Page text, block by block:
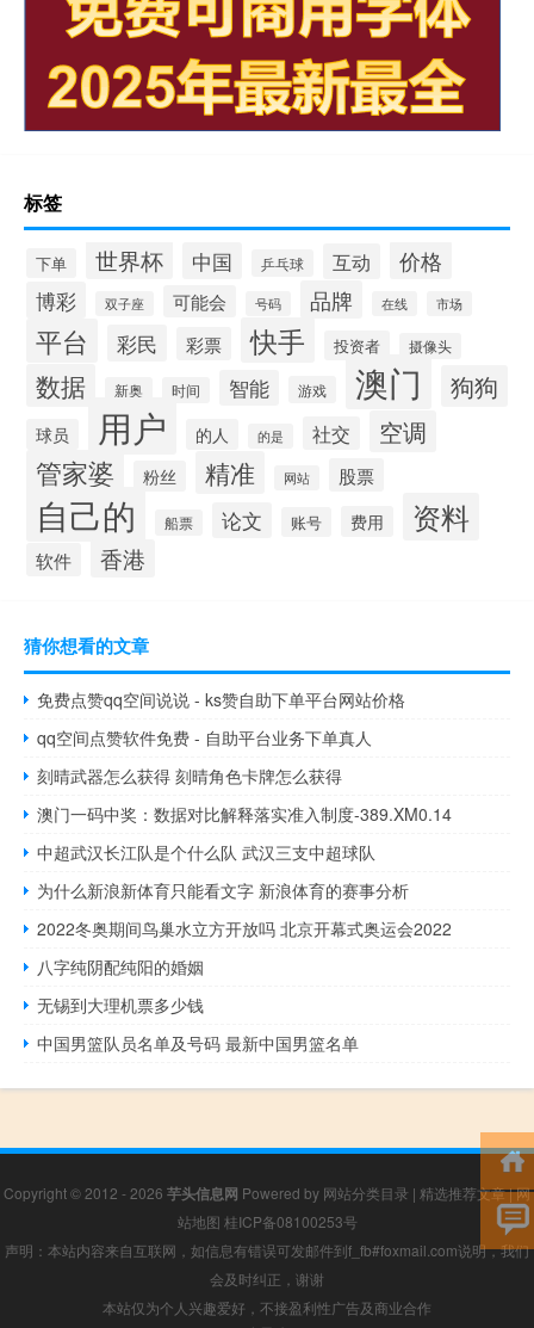
标签
下单 世界杯 中国 乒乓球 互动 价格
博彩 双子座 可能会 号码 品牌 在线 市场
平台 彩民 彩票 快手 投资者 摄像头
数据 新奥 时间 智能 游戏 澳门 狗狗
球员 用户 的人 的是 社交 空调
管家婆 粉丝 精准 网站 股票
自己的 船票 论文 账号 费用 资料
软件 香港
猜你想看的文章
免费点赞qq空间说说 - ks赞自助下单平台网站价格
qq空间点赞软件免费 - 自助平台业务下单真人
刻晴武器怎么获得 刻晴角色卡牌怎么获得
澳门一码中奖：数据对比解释落实准入制度-389.XM0.14
中超武汉长江队是个什么队 武汉三支中超球队
为什么新浪新体育只能看文字 新浪体育的赛事分析
2022冬奥期间鸟巢水立方开放吗 北京开幕式奥运会2022
八字纯阴配纯阳的婚姻
无锡到大理机票多少钱
中国男篮队员名单及号码 最新中国男篮名单
Copyright © 2012 - 2026 芋头信息网 Powered by 网站分类目录 | 精选推荐文章|网
站地图 桂ICP备08100253号
声明：本站内容来自互联网，如信息有错误可发邮件到f_fb#foxmail.com说明，我们
会及时纠正，谢谢
本站仅为个人兴趣爱好，不接盈利性广告及商业合作